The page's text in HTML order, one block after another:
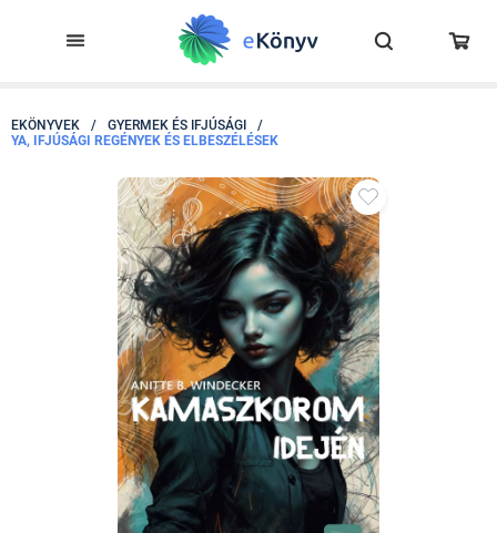
EKÖNYVEK / GYERMEK ÉS IFJÚSÁGI
/
YA, IFJÚSÁGI REGÉNYEK ÉS ELBESZÉLÉSEK